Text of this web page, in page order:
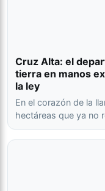
Cruz Alta: el
tierra en manos
la ley
En el corazón de la
hectáreas que ya no